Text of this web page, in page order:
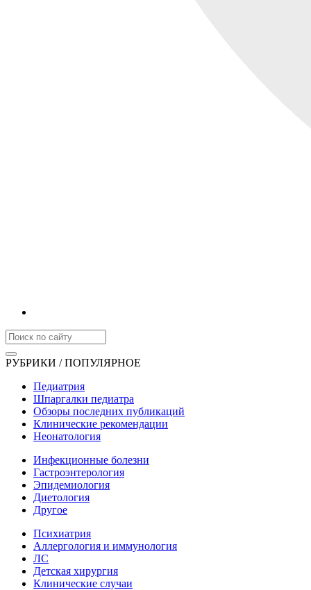
РУБРИКИ / ПОПУЛЯРНОЕ
Педиатрия
Шпаргалки педиатра
Обзоры последних публикаций
Клинические рекомендации
Неонатология
Инфекционные болезни
Гастроэнтерология
Эпидемиология
Диетология
Другое
Психиатрия
Аллергология и иммунология
ЛС
Детская хирургия
Клинические случаи